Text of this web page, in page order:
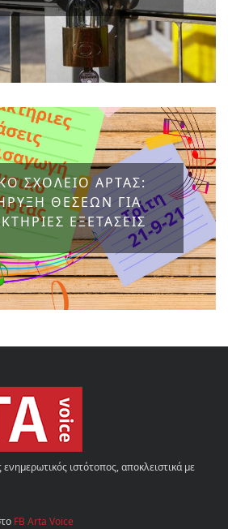
ΣΧΟΛΕΙΟ ΑΡΤΑΣ:
ΘΕΣΕΩΝ ΓΙΑ
ΕΞΕΤΑΣΕΙΣ
ενημερωτικός ιστότοπος, αποκλειστικά με
FB Arta Voice